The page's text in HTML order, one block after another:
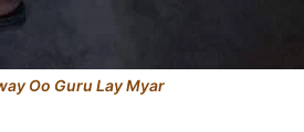
Oo Guru Lay Myar